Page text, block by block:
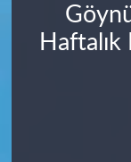
Salihli
Süper Lig